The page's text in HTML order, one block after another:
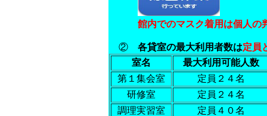
館内でのマスク着用は個人の
② 各貸室の最大利用者数は定員
室名
最大利用可能人数
第１集会室
定員２４名
研修室
定員２４名
調理実習室
定員４０名